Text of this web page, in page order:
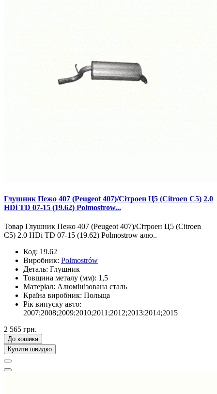
Глушник Пежо 407 (Peugeot 407)/Сітроен Ц5 (Citroen C5) 2.0
HDi TD 07-15 (19.62) Polmostrow...
Товар Глушник Пежо 407 (Peugeot 407)/Сітроен Ц5 (Citroen
C5) 2.0 HDi TD 07-15 (19.62) Polmostrow алю..
Код: 19.62
Виробник: Polmostrów
Деталь: Глушник
Товщина металу (мм): 1,5
Матеріал: Алюмінізована сталь
Країна виробник: Польща
Рік випуску авто:
2007;2008;2009;2010;2011;2012;2013;2014;2015
2 565 грн.
До кошика
Купити швидко